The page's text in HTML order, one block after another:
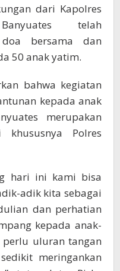
dari Kapolres
telah
doa bersama dan
50 anak yatim.
bahwa kegiatan
kepada anak
merupakan
Polres
hari ini kami bisa
adik kita sebagai
dan perhatian
kepada anak-
uluran tangan
meringankan